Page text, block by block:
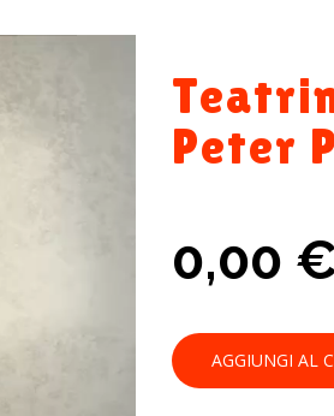
Peter
0,00
AGGIUNGI AL